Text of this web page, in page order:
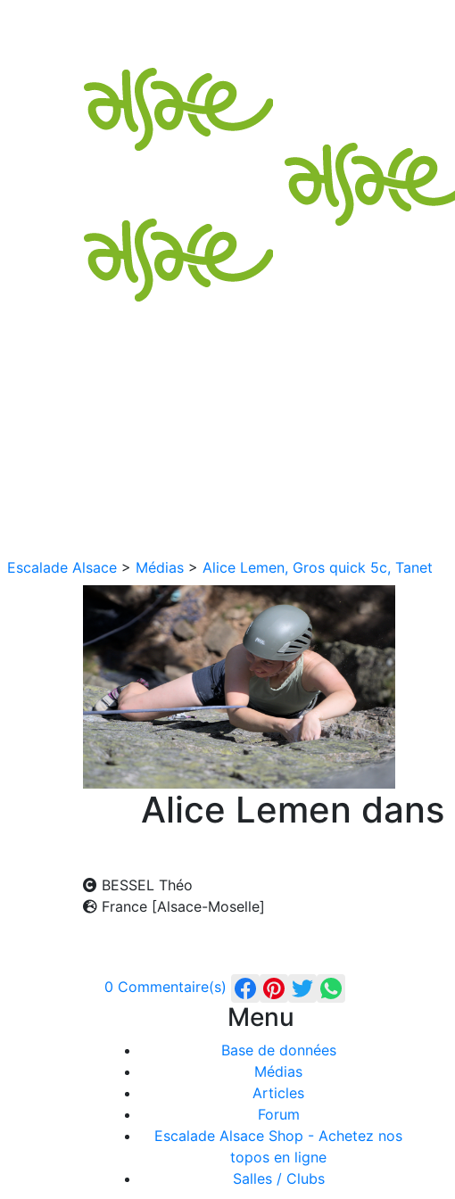
Escalade Alsace > Médias > Alice Lemen, Gros quick 5c, Tanet
Alice Lemen dans
BESSEL Théo
France [Alsace-Moselle]
0 Commentaire(s)
Menu
Base de données
Médias
Articles
Forum
Escalade Alsace Shop - Achetez nos
topos en ligne
Salles / Clubs